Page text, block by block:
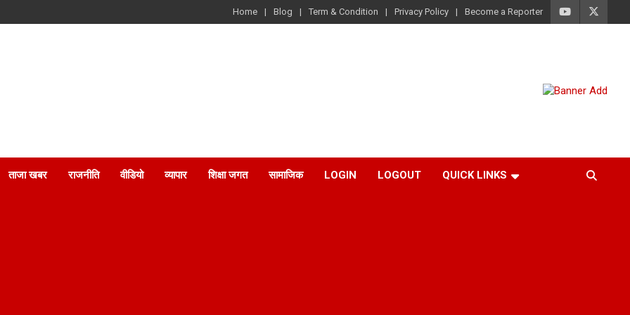
Home Blog Term & Condition Privacy Policy Become a Reporter
ताजा खबर राजनीति वीडियो व्यापार शिक्षा जगत सामाजिक LOGIN LOGOUT QUICK LINKS